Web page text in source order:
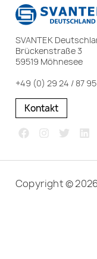
SVANTEK
Brückenstraße 3
59519 Möhnesee
+49 (0) 29 24 / 87
Kontakt
Copyright ©